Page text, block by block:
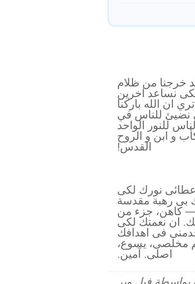
خرجنا من ظلام
نساعد اخرين
ان الله باركنا
نضيئ للناس في
للنور الواحد
و ابن و الروح
القدس!
نورك لكى
بى رهبة مقدسة
كاهن، جزء من
ان نعمتك لكى
فى اهدافك
مخلصى، يسوع،
اصلى. آمين.